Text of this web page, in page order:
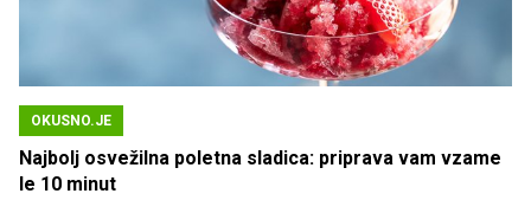
OKUSNO.JE
Najbolj osvežilna poletna sladica: priprava vam vzame
le 10 minut